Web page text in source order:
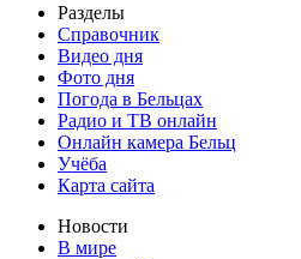
Разделы
Справочник
Видео дня
Фото дня
Погода в Бельцах
Радио и ТВ онлайн
Онлайн камера Бельц
Учёба
Карта сайта
Новости
В мире